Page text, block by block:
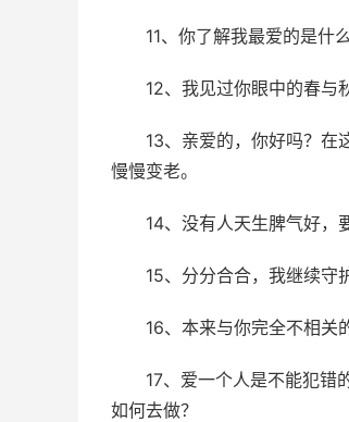
11、你了解我最爱的是什
12、我见过你眼中的春与
13、亲爱的，你好吗？在
慢慢变老。
14、没有人天生脾气好，
15、分分合合，我继续守
16、本来与你完全不相关
17、爱一个人是不能犯错
如何去做？